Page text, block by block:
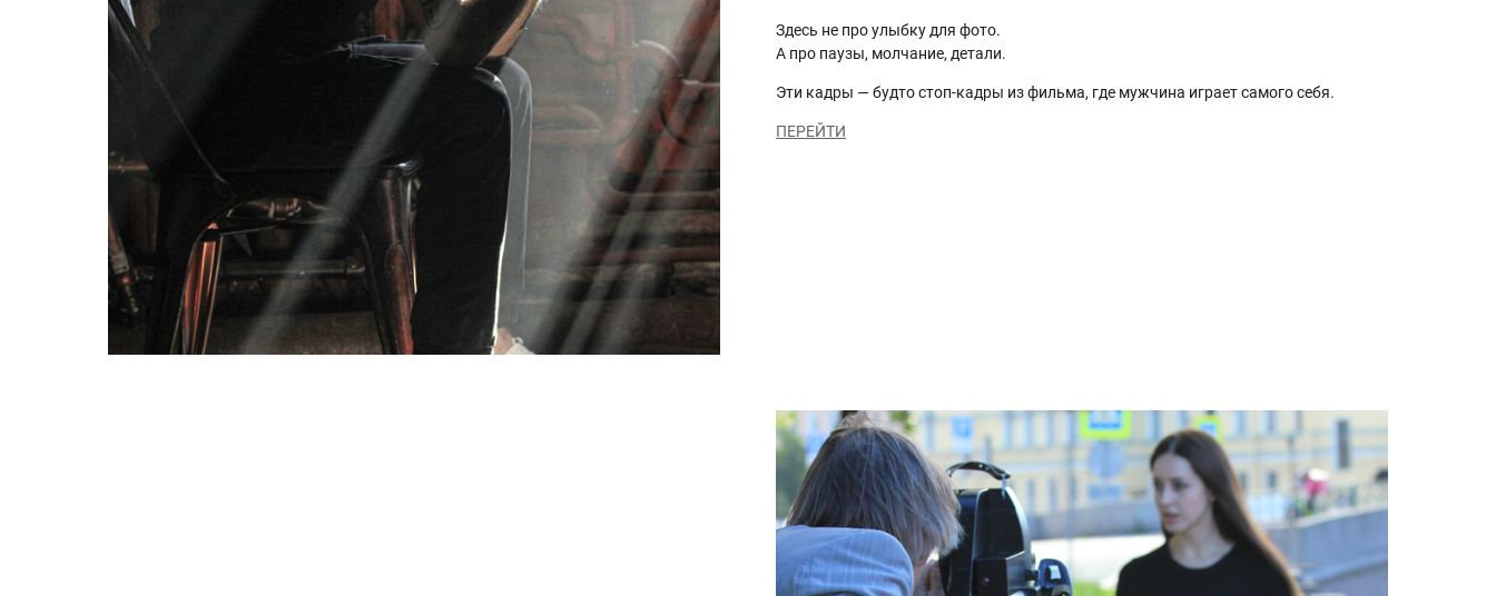
Здесь не про улыбку для фото.
А про паузы, молчание, детали.
Эти кадры — будто стоп-кадры из фильма, где мужчина играет самого себя.
ПЕРЕЙТИ